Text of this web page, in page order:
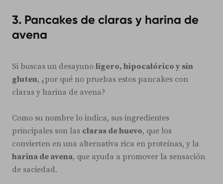
3. Pancakes de claras y harina de
avena
Si buscas un desayuno ligero, hipocalórico y sin
gluten, ¿por qué no pruebas estos pancakes con
claras y harina de avena?
Como su nombre lo indica, sus ingredientes
principales son las claras de huevo, que los
convierten en una alternativa rica en proteínas, y la
harina de avena, que ayuda a promover la sensación
de saciedad.